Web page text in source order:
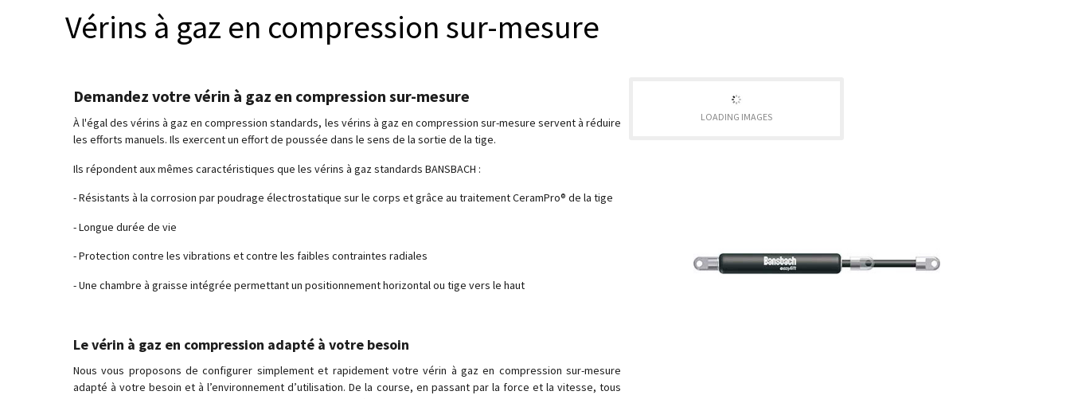
Vérins à gaz en compression sur-mesure
LOADING IMAGES
Demandez votre vérin à gaz en compression sur-mesure
À l'égal des vérins à gaz en compression standards, les vérins à gaz en compression sur-mesure servent à réduire
les efforts manuels. Ils exercent un effort de poussée dans le sens de la sortie de la tige.
Ils répondent aux mêmes caractéristiques que les vérins à gaz standards BANSBACH :
- Résistants à la corrosion par poudrage électrostatique sur le corps et grâce au traitement CeramPro® de la tige
- Longue durée de vie
- Protection contre les vibrations et contre les faibles contraintes radiales
- Une chambre à graisse intégrée permettant un positionnement horizontal ou tige vers le haut
Le vérin à gaz en compression adapté à votre besoin
Nous vous proposons de configurer simplement et rapidement votre vérin à gaz en compression sur-mesure
adapté à votre besoin et à l’environnement d’utilisation. De la course, en passant par la force et la vitesse, tous